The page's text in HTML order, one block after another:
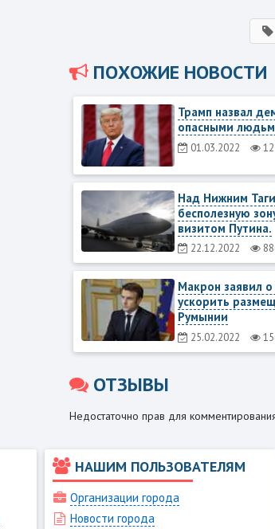
ПОХОЖИЕ НОВОСТИ
Трамп назвал
опасными
01.03.2022
Над Нижним
бесполезную
визитом Путина.
22.12.2022
Макрон заявил
ускорить
Румынии
25.02.2022
ОТЗЫВЫ
Недостаточно прав для
НАШИМ ПОЛЬЗОВАТЕЛЯМ
Организации города
Новости города